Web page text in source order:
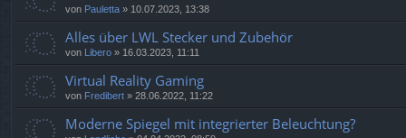
von Pauletta » 10.07.2023, 13:38
Alles über LWL Stecker und Zubehör
von Libero » 16.03.2023, 11:11
Virtual Reality Gaming
von Fredibert » 28.06.2022, 11:22
Moderne Spiegel mit integrierter Beleuchtung?